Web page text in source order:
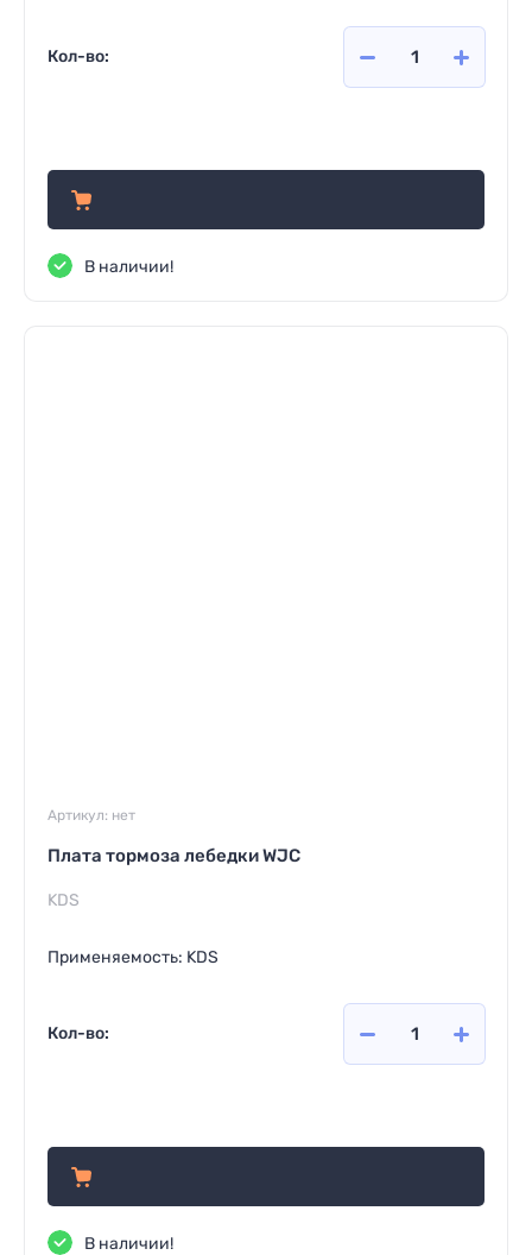
Кол-во:
В наличии!
Артикул: нет
Плата тормоза лебедки WJC
KDS
Применяемость: KDS
Кол-во:
В наличии!